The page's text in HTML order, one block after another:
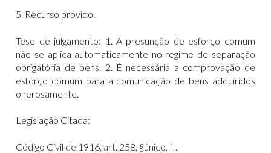
5. Recurso provido.
Tese de julgamento: 1. A presunção de esforço comum
não se aplica automaticamente no regime de separação
obrigatória de bens. 2. É necessária a comprovação de
esforço comum para a comunicação de bens adquiridos
onerosamente.
Legislação Citada:
Código Civil de 1916, art. 258, §único, II.